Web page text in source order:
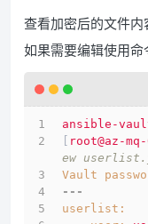
查看加密后的文件内
如果需要编辑使用命
ansible-
root@az-
ew
Vault
---
userlist: